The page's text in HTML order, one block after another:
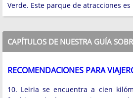
Verde. Este parque de atracciones
CAPÍTULOS DE NUESTRA GUÍA
RECOMENDACIONES PARA
10. Leiria se encuentra a cien